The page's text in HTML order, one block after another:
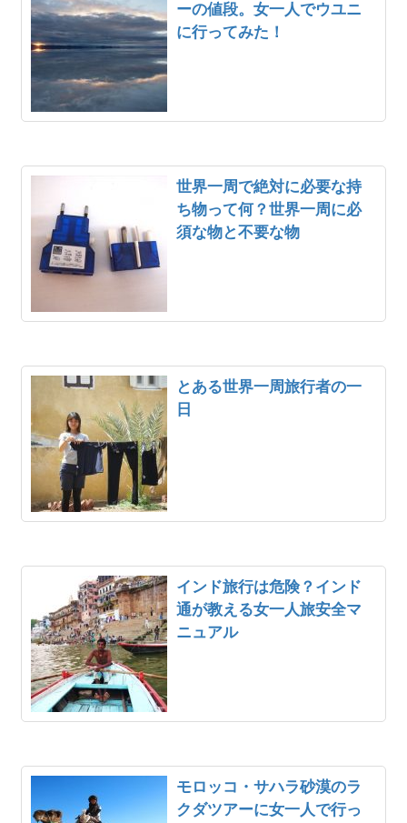
ーの値段。女一人でウユニ
に行ってみた！
世界一周で絶対に必要な持
ち物って何？世界一周に必
須な物と不要な物
とある世界一周旅行者の一
日
インド旅行は危険？インド
通が教える女一人旅安全マ
ニュアル
モロッコ・サハラ砂漠のラ
クダツアーに女一人で行っ